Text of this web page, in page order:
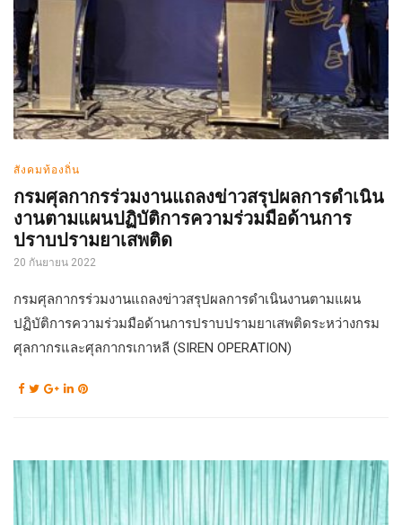
สังคมท้องถิ่น
กรมศุลกากรร่วมงานแถลงข่าวสรุปผลการดำเนิน
งานตามแผนปฏิบัติการความร่วมมือด้านการ
ปราบปรามยาเสพติด
20 กันยายน 2022
กรมศุลกากรร่วมงานแถลงข่าวสรุปผลการดำเนินงานตามแผน
ปฏิบัติการความร่วมมือด้านการปราบปรามยาเสพติดระหว่างกรม
ศุลกากรและศุลกากรเกาหลี (SIREN OPERATION)